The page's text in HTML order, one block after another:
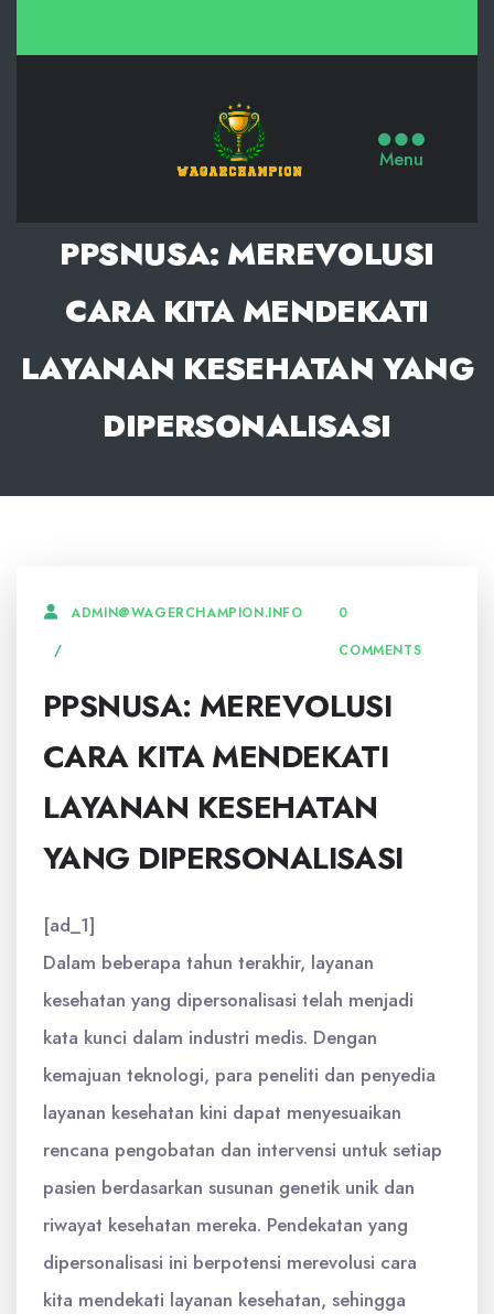
Mahjong
Slot
Gacor
Ini
dengan
RTP
Menu
PPSNUSA: MEREVOLUSI
CARA KITA MENDEKATI
LAYANAN KESEHATAN YANG
DIPERSONALISASI
ADMIN@WAGERCHAMPION.INFO
0
COMMENTS
PPSNUSA: MEREVOLUSI
CARA KITA MENDEKATI
LAYANAN KESEHATAN
YANG DIPERSONALISASI
[ad_1]
Dalam beberapa tahun terakhir, layanan
kesehatan yang dipersonalisasi telah menjadi
kata kunci dalam industri medis. Dengan
kemajuan teknologi, para peneliti dan penyedia
layanan kesehatan kini dapat menyesuaikan
rencana pengobatan dan intervensi untuk setiap
pasien berdasarkan susunan genetik unik dan
riwayat kesehatan mereka. Pendekatan yang
dipersonalisasi ini berpotensi merevolusi cara
kita mendekati layanan kesehatan, sehingga